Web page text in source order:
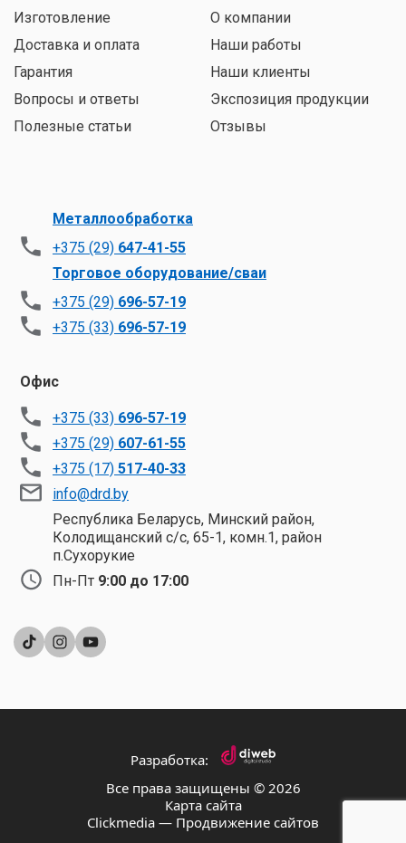
Изготовление
Доставка и оплата
Гарантия
Вопросы и ответы
Полезные статьи
О компании
Наши работы
Наши клиенты
Экспозиция продукции
Отзывы
Металлообработка
+375 (29) 647-41-55
Торговое оборудование/сваи
+375 (29) 696-57-19
+375 (33) 696-57-19
Офис
+375 (33) 696-57-19
+375 (29) 607-61-55
+375 (17) 517-40-33
info@drd.by
Республика Беларусь, Минский район,
Колодищанский с/с, 65-1, комн.1, район
п.Сухорукие
Пн-Пт 9:00 до 17:00
Разработка:
Все права защищены © 2026
Карта сайта
Clickmedia — Продвижение сайтов